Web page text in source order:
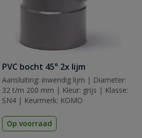
PVC bocht 45° 2x lijm
Aansluiting: inwendig lijm | Diameter:
32 t/m 200 mm | Kleur: grijs | Klasse:
SN4 | Keurmerk: KOMO
Op voorraad